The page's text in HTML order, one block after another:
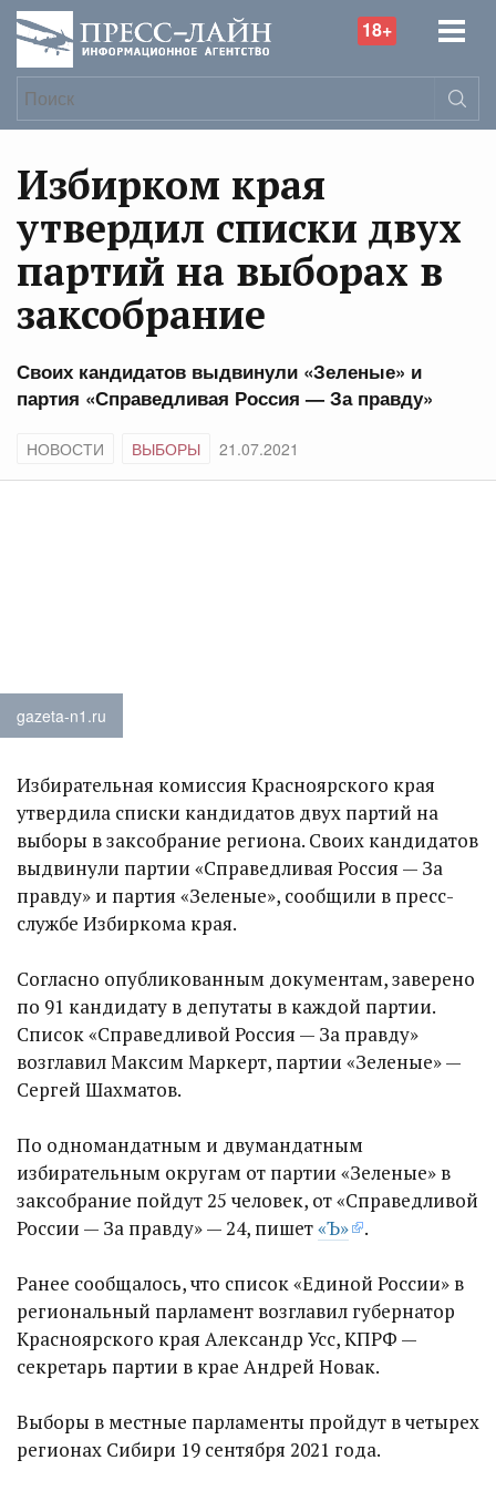
18+
Избирком края
утвердил списки двух
партий на выборах в
заксобрание
Своих кандидатов выдвинули «Зеленые» и
партия «Справедливая Россия — За правду»
НОВОСТИ ВЫБОРЫ 21.07.2021
gazeta-n1.ru
Избирательная комиссия Красноярского края
утвердила списки кандидатов двух партий на
выборы в заксобрание региона. Своих кандидатов
выдвинули партии «Справедливая Россия — За
правду» и партия «Зеленые», сообщили в пресс-
службе Избиркома края.
Согласно опубликованным документам, заверено
по 91 кандидату в депутаты в каждой партии.
Список «Справедливой Россия — За правду»
возглавил Максим Маркерт, партии «Зеленые» —
Сергей Шахматов.
По одномандатным и двумандатным
избирательным округам от партии «Зеленые» в
заксобрание пойдут 25 человек, от «Справедливой
России — За правду» — 24, пишет«Ъ» .
Ранее сообщалось, что список «Единой России» в
региональный парламент возглавил губернатор
Красноярского края Александр Усс, КПРФ —
секретарь партии в крае Андрей Новак.
Выборы в местные парламенты пройдут в четырех
регионах Сибири 19 сентября 2021 года.